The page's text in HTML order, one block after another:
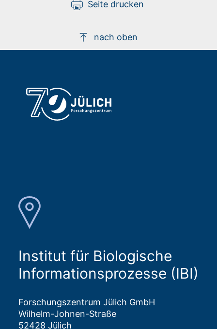
Seite drucken
nach oben
Institut für Biologische
Informationsprozesse (IBI)
Forschungszentrum Jülich GmbH
Wilhelm-Johnen-Straße
52428 Jülich